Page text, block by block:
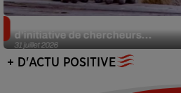
31 juillet 2026
d’initiative de chercheurs...
+ D'ACTU POSITIVE